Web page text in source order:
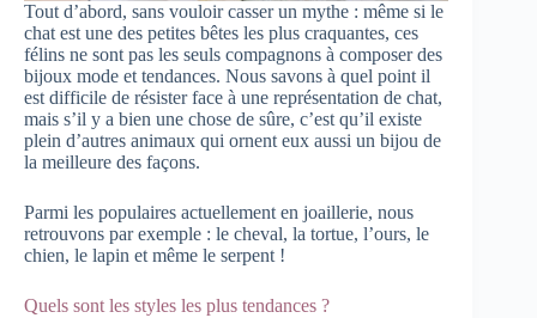
Tout d’abord, sans vouloir casser un mythe : même si le
chat est une des petites bêtes les plus craquantes, ces
félins ne sont pas les seuls compagnons à composer des
bijoux mode et tendances. Nous savons à quel point il
est difficile de résister face à une représentation de chat,
mais s’il y a bien une chose de sûre, c’est qu’il existe
plein d’autres animaux qui ornent eux aussi un bijou de
la meilleure des façons.
Parmi les populaires actuellement en joaillerie, nous
retrouvons par exemple : le cheval, la tortue, l’ours, le
chien, le lapin et même le serpent !
Quels sont les styles les plus tendances ?